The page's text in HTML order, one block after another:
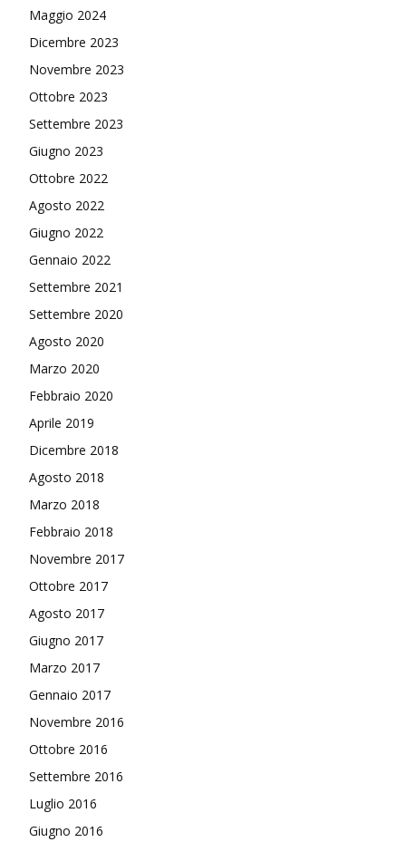
Maggio 2024
Dicembre 2023
Novembre 2023
Ottobre 2023
Settembre 2023
Giugno 2023
Ottobre 2022
Agosto 2022
Giugno 2022
Gennaio 2022
Settembre 2021
Settembre 2020
Agosto 2020
Marzo 2020
Febbraio 2020
Aprile 2019
Dicembre 2018
Agosto 2018
Marzo 2018
Febbraio 2018
Novembre 2017
Ottobre 2017
Agosto 2017
Giugno 2017
Marzo 2017
Gennaio 2017
Novembre 2016
Ottobre 2016
Settembre 2016
Luglio 2016
Giugno 2016